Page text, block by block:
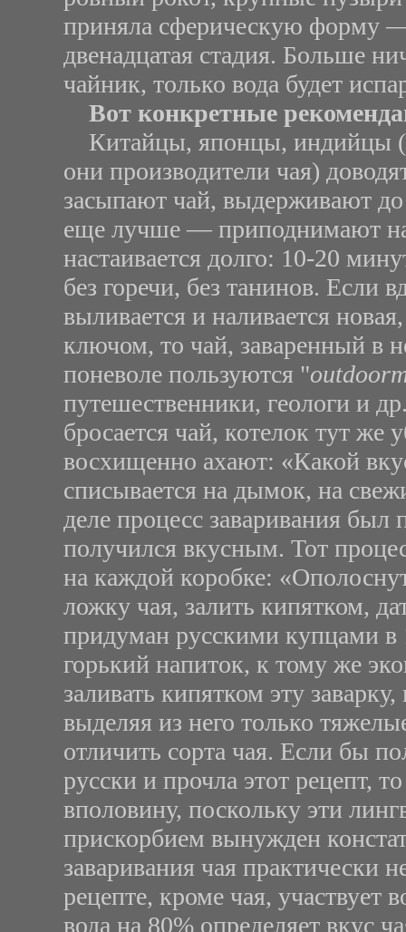
приняла сферическую форму
двенадцатая стадия. Больше
чайник, только вода будет
Вот конкретные
Китайцы, японцы, индийцы
они производители чая)
засыпают чай, выдерживают
еще лучше — приподнимают
настаивается долго: 10-20
без горечи, без танинов. Если
выливается и наливается
ключом, то чай, заваренный в
поневоле пользуются "
путешественники, геологи и
бросается чай, котелок тут же
восхищенно ахают: «Какой
списывается на дымок, на
деле процесс заваривания
получился вкусным. Тот
на каждой коробке:
ложку чая, залить кипятком,
придуман русскими купцами в
горький напиток, к тому же
заливать кипятком эту
выделяя из него только
отличить сорта чая. Если бы
русски и прочла этот рецепт,
вполовину, поскольку эти
прискорбием вынужден
заваривания чая практически
рецепте, кроме чая, участвует
вода на 80% определяет вкус